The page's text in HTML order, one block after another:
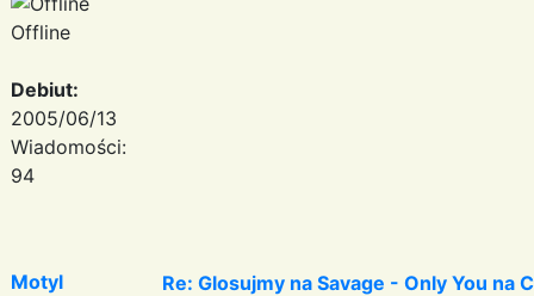
Offline
Debiut:
2005/06/13
Wiadomości:
94
Motyl
Re: Glosujmy na Savage - Only You na